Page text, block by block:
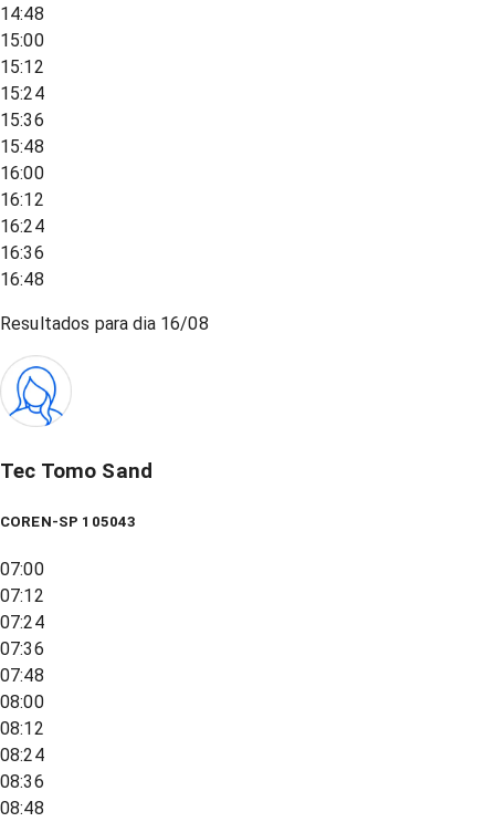
14:48
15:00
15:12
15:24
15:36
15:48
16:00
16:12
16:24
16:36
16:48
Resultados para dia 16/08
Tec Tomo Sand
COREN-SP 105043
07:00
07:12
07:24
07:36
07:48
08:00
08:12
08:24
08:36
08:48